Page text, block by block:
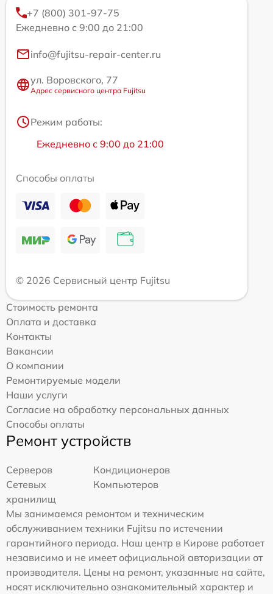
+7 (800) 301-97-75
Ежедневно с 9:00 до 21:00
info@fujitsu-repair-center.ru
ул. Воровского, 77
Адрес сервисного центра Fujitsu
Режим работы:
Ежедневно с 9:00 до 21:00
Способы оплаты
© 2026 Сервисный центр Fujitsu
Стоимость ремонта
Оплата и доставка
Контакты
Вакансии
О компании
Ремонтируемые модели
Наши услуги
Согласие на обработку персональных данных
Способы оплаты
Ремонт устройств
Серверов
Кондиционеров
Сетевых
хранилищ
Компьютеров
Мы занимаемся ремонтом и техническим
обслуживанием техники Fujitsu по истечении
гарантийного периода. Наш центр в Кирове работает
независимо и не имеет официальной авторизации от
производителя. Цены на ремонт, указанные на сайте,
носят исключительно ознакомительный характер и